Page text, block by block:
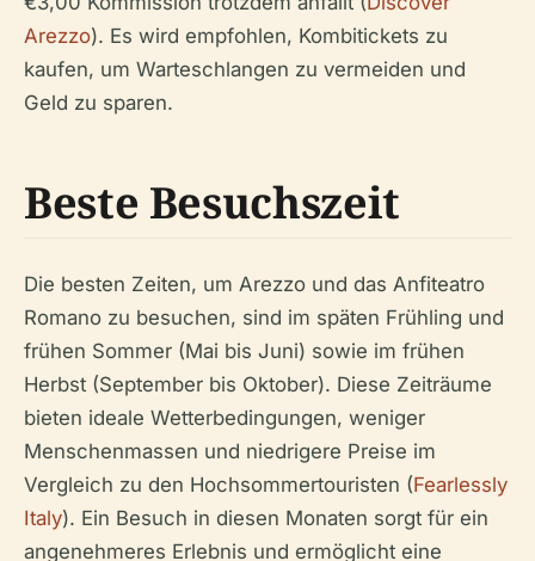
Arezzo). Es wird empfohlen, Kombitickets zu
kaufen, um Warteschlangen zu vermeiden und
Geld zu sparen.
Beste Besuchszeit
Die besten Zeiten, um Arezzo und das Anfiteatro
Romano zu besuchen, sind im späten Frühling und
frühen Sommer (Mai bis Juni) sowie im frühen
Herbst (September bis Oktober). Diese Zeiträume
bieten ideale Wetterbedingungen, weniger
Menschenmassen und niedrigere Preise im
Vergleich zu den Hochsommertouristen (Fearlessly
Italy). Ein Besuch in diesen Monaten sorgt für ein
angenehmeres Erlebnis und ermöglicht eine